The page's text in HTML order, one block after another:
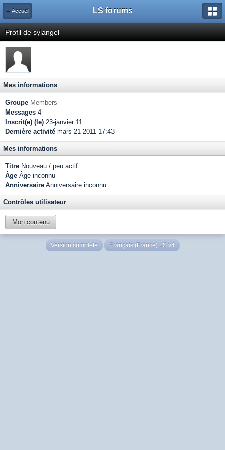
← Accueil LS forums
Profil de sylangel
Mes informations
Groupe Members
Messages 4
Inscrit(e) (le) 23-janvier 11
Dernière activité mars 21 2011 17:43
Mes informations
Titre Nouveau / peu actif
Âge Âge inconnu
Anniversaire Anniversaire inconnu
Contrôles utilisateur
Mon contenu
Version complète Français (France) LS v4